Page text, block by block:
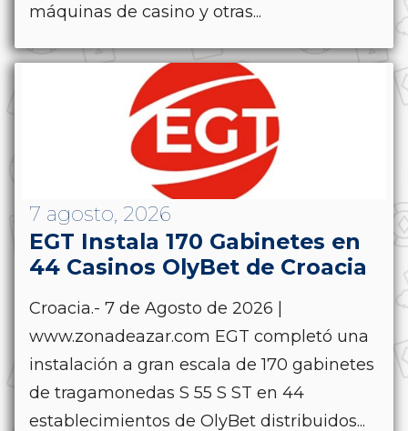
máquinas de casino y otras...
7 agosto, 2026
EGT Instala 170 Gabinetes en
44 Casinos OlyBet de Croacia
Croacia.- 7 de Agosto de 2026 |
www.zonadeazar.com EGT completó una
instalación a gran escala de 170 gabinetes
de tragamonedas S 55 S ST en 44
establecimientos de OlyBet distribuidos...